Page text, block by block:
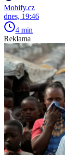
Mobify.cz
dnes, 19:46
4 min
Reklama